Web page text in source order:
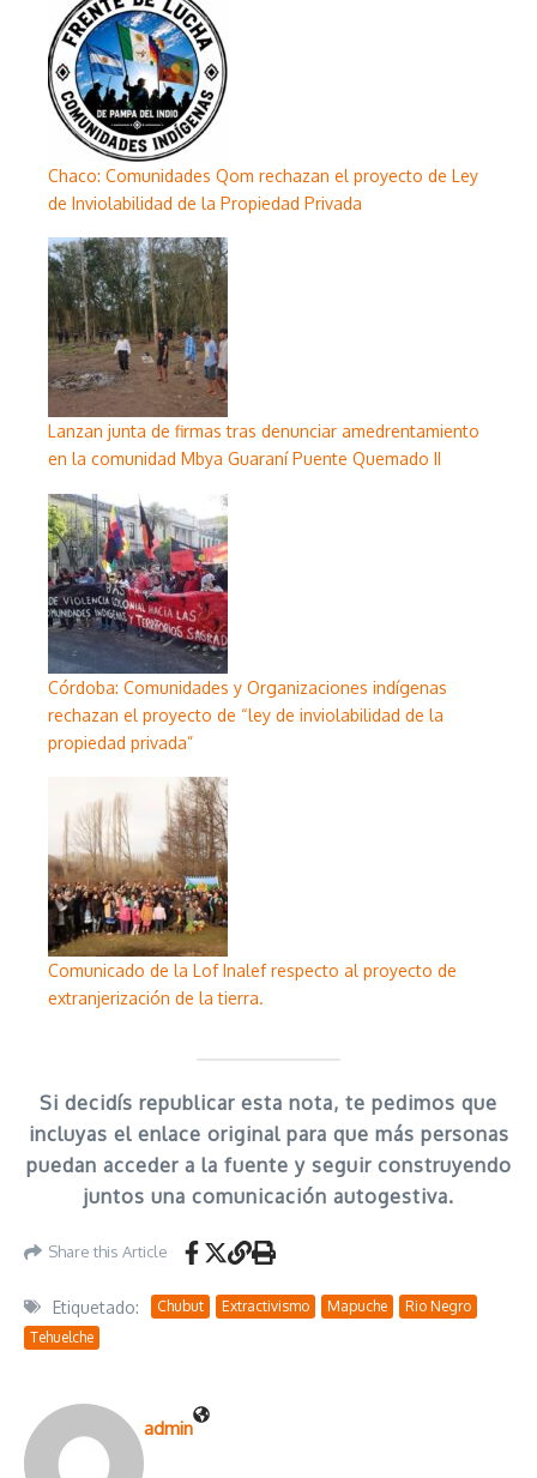
Chaco: Comunidades Qom rechazan el proyecto de Ley
de Inviolabilidad de la Propiedad Privada
Lanzan junta de firmas tras denunciar amedrentamiento
en la comunidad Mbya Guaraní Puente Quemado II
Córdoba: Comunidades y Organizaciones indígenas
rechazan el proyecto de “ley de inviolabilidad de la
propiedad privada”
Comunicado de la Lof Inalef respecto al proyecto de
extranjerización de la tierra.
Si decidís republicar esta nota, te pedimos que
incluyas el enlace original para que más personas
puedan acceder a la fuente y seguir construyendo
juntos una comunicación autogestiva.
Share this Article
Etiquetado: Chubut Extractivismo Mapuche
Rio Negro
Tehuelche
admin